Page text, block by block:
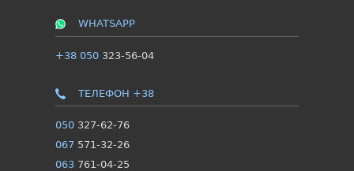
WHATSAPP
+38 050323-56-04
ТЕЛЕФОН +38
050327-62-76
067 571-32-26
063761-04-25